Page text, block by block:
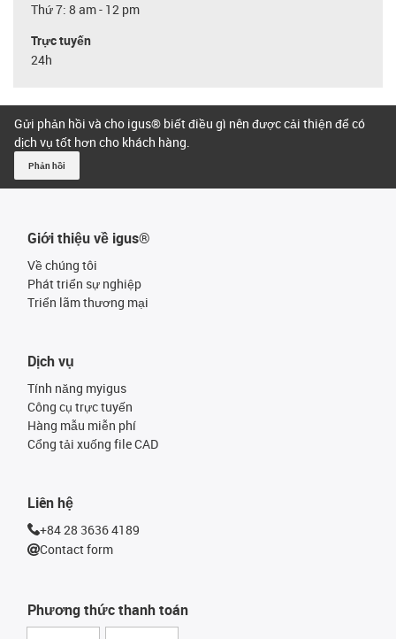
Thứ 7: 8 am - 12 pm
Trực tuyến
24h
Gửi phản hồi và cho igus® biết điều gì nên được cải thiện để có
dịch vụ tốt hơn cho khách hàng.
Phản hồi
Giới thiệu về igus®
Về chúng tôi
Phát triển sự nghiệp
Triển lãm thương mại
Phương thức thanh toán
Dịch vụ
Tính năng myigus
Công cụ trực tuyến
Hàng mẫu miễn phí
Cổng tải xuống file CAD
Liên hệ
+84 28 3636 4189
Contact form